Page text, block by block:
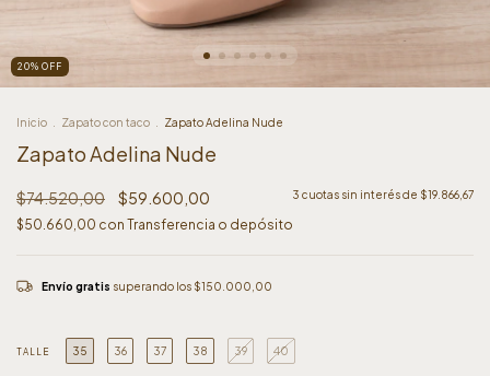
20% OFF
Inicio Zapato con taco Zapato Adelina Nude
Zapato Adelina Nude
$74.520,00 $59.600,00 3 cuotas sin interés de $19.866,67
$50.660,00 con Transferencia o depósito
Envío gratis superando los $150.000,00
TALLE 35 36 37 38 39 40